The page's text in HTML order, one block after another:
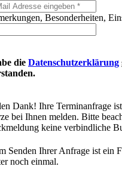
Besonderheiten,
die Datenschutzerklärung
Dank! Ihre Terminanfrage
bei Ihnen melden. Bitte
keine verbindliche
Senden Ihrer Anfrage ist ein
noch einmal.